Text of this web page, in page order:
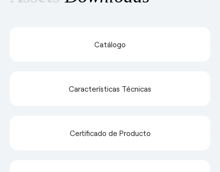
Catálogo
Características Técnicas
Certificado de Producto